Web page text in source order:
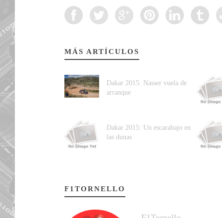
MÁS ARTÍCULOS
Dakar 2015: Nasser vuela de
arranque
Dakar 2015: Un escarabajo en
las dunas
F1TORNELLO